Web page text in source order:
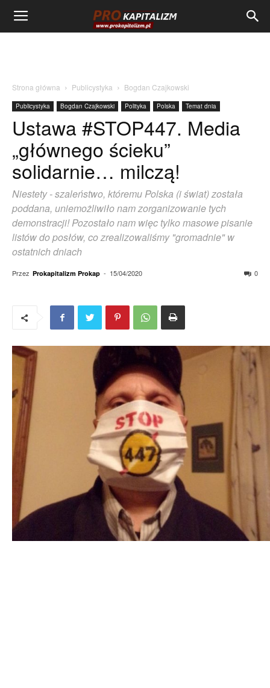
Strona główna Publicystyka Bogdan Czajkowski
Publicystyka Bogdan Czajkowski Polityka Polska Temat dnia
Ustawa #STOP447. Media
„głównego ścieku”
solidarnie… milczą!
Niestety - szaleństwo, któremu Polska (i świat) została
poddana, uniemożliwiło nam zorganizowanie tych
demonstracji! Pozostało nam więc tylko masowe pisanie
listów do posłów, co zrealizowaliśmy "gromadnie" w
ostatnich dniach
Przez Prokapitalizm Prokap - 15/04/2020 0